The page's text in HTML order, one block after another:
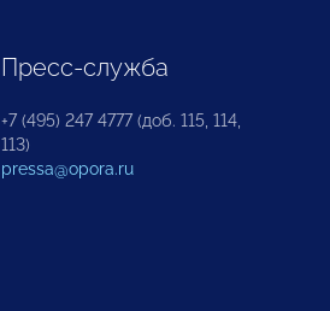
Пресс-служба
+7 (495) 247 4777 (доб. 115, 114,
113)
pressa@opora.ru